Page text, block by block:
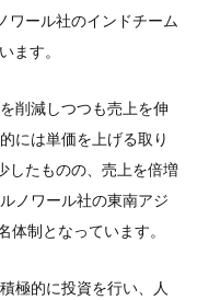
ワール社のインドチーム
ます。
削減しつつも売上を伸
には単価を上げる取り
したものの、売上を倍増
ノワール社の東南アジ
制となっています。
極的に投資を行い、人